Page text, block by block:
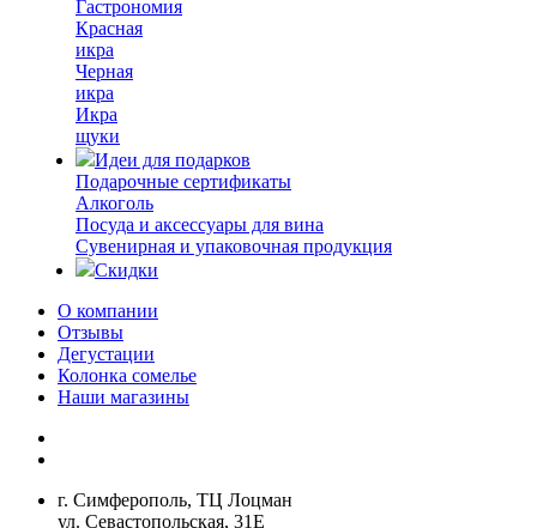
Гастрономия
Красная
икра
Черная
икра
Икра
щуки
Идеи для подарков
Подарочные сертификаты
Алкоголь
Посуда и аксессуары для вина
Сувенирная и упаковочная продукция
Скидки
О компании
Отзывы
Дегустации
Колонка сомелье
Наши магазины
г. Симферополь, ТЦ Лоцман
ул. Севастопольская, 31Е